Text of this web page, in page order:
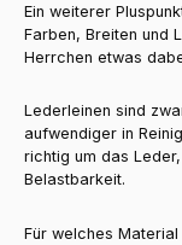
Ein weiterer
Farben, Breiten und
Herrchen etwas
Lederleinen sind
aufwendiger in
richtig um das
Belastbarkeit.
Für welches